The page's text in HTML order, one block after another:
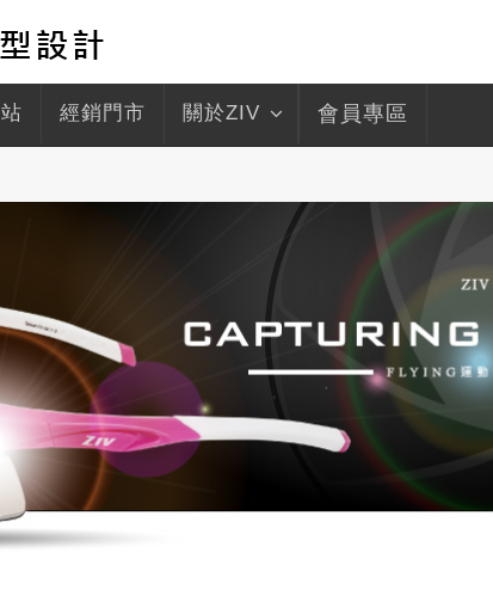
經銷門市 關於ZIV 會員專區